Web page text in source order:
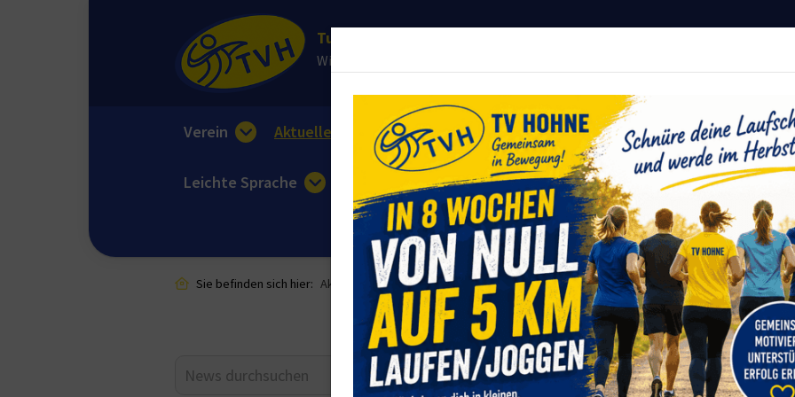
Turnverein Hohne von 1911 e.V.
Wir sorgen für Deine Fitness
Verein Aktuelles Events Sportangebote Service
Leichte Sprache
Sie befinden sich hier: Aktuelles Newsroom Volle Power am Herbstprobensonntag des